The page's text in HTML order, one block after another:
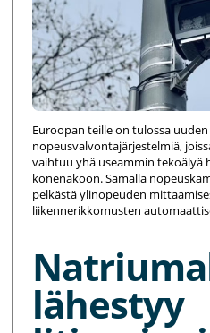
Euroopan teille on tulossa
nopeusvalvontajärjestelmiä,
vaihtuu yhä useammin tekoälyä
konenäköön. Samalla
pelkästä ylinopeuden
liikennerikkomusten
lähestyy